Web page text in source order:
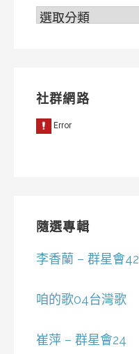
分
社群網路
隨選專輯
李香蘭 – 群星會42
咱的歌04台灣歌
崔萍 – 群星會24